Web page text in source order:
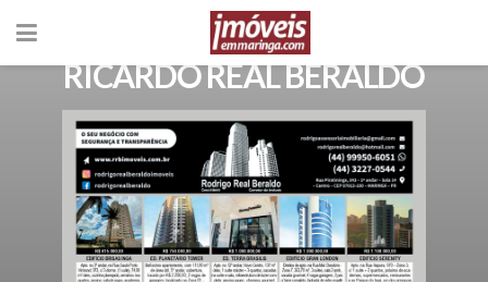
RICARDO REAL BERALDO